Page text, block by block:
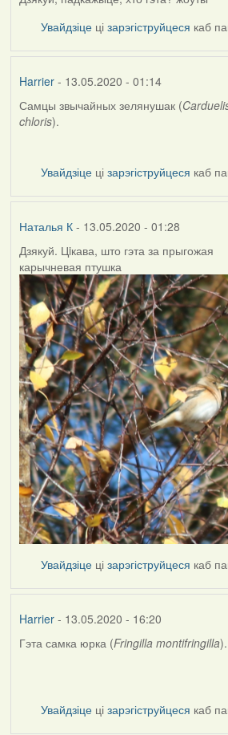
Увайдзіце цізарэгіструйцеся каб
Harrier- 13.05.2020 - 01:14
In
reply
Наталья
К
Самцы звычайных зелянушак (
chloris).
Увайдзіце цізарэгіструйцеся каб
Наталья К- 13.05.2020 - 01:28
In
reply
to
by
Harrier
Дзякуй. Цiкава, што гэта за прыгожая
карычневая птушка
Увайдзіце цізарэгіструйцеся каб
Harrier- 13.05.2020 - 16:20
In
Наталья
К
Гэта самка юрка (Fringilla montifringilla).
Увайдзіце цізарэгіструйцеся каб